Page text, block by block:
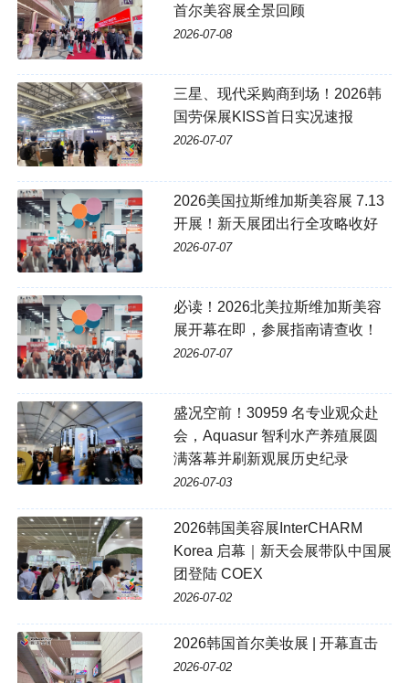
首尔美容展全景回顾
2026-07-08
三星、现代采购商到场！2026韩
国劳保展KISS首日实况速报
2026-07-07
2026美国拉斯维加斯美容展 7.13
开展！新天展团出行全攻略收好
2026-07-07
必读！2026北美拉斯维加斯美容
展开幕在即，参展指南请查收！
2026-07-07
盛况空前！30959 名专业观众赴
会，Aquasur 智利水产养殖展圆
满落幕并刷新观展历史纪录
2026-07-03
2026韩国美容展InterCHARM
Korea 启幕｜新天会展带队中国展
团登陆 COEX
2026-07-02
2026韩国首尔美妆展 | 开幕直击
2026-07-02